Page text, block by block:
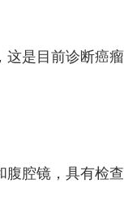
这是目前诊断癌瘤
腹腔镜，具有检查